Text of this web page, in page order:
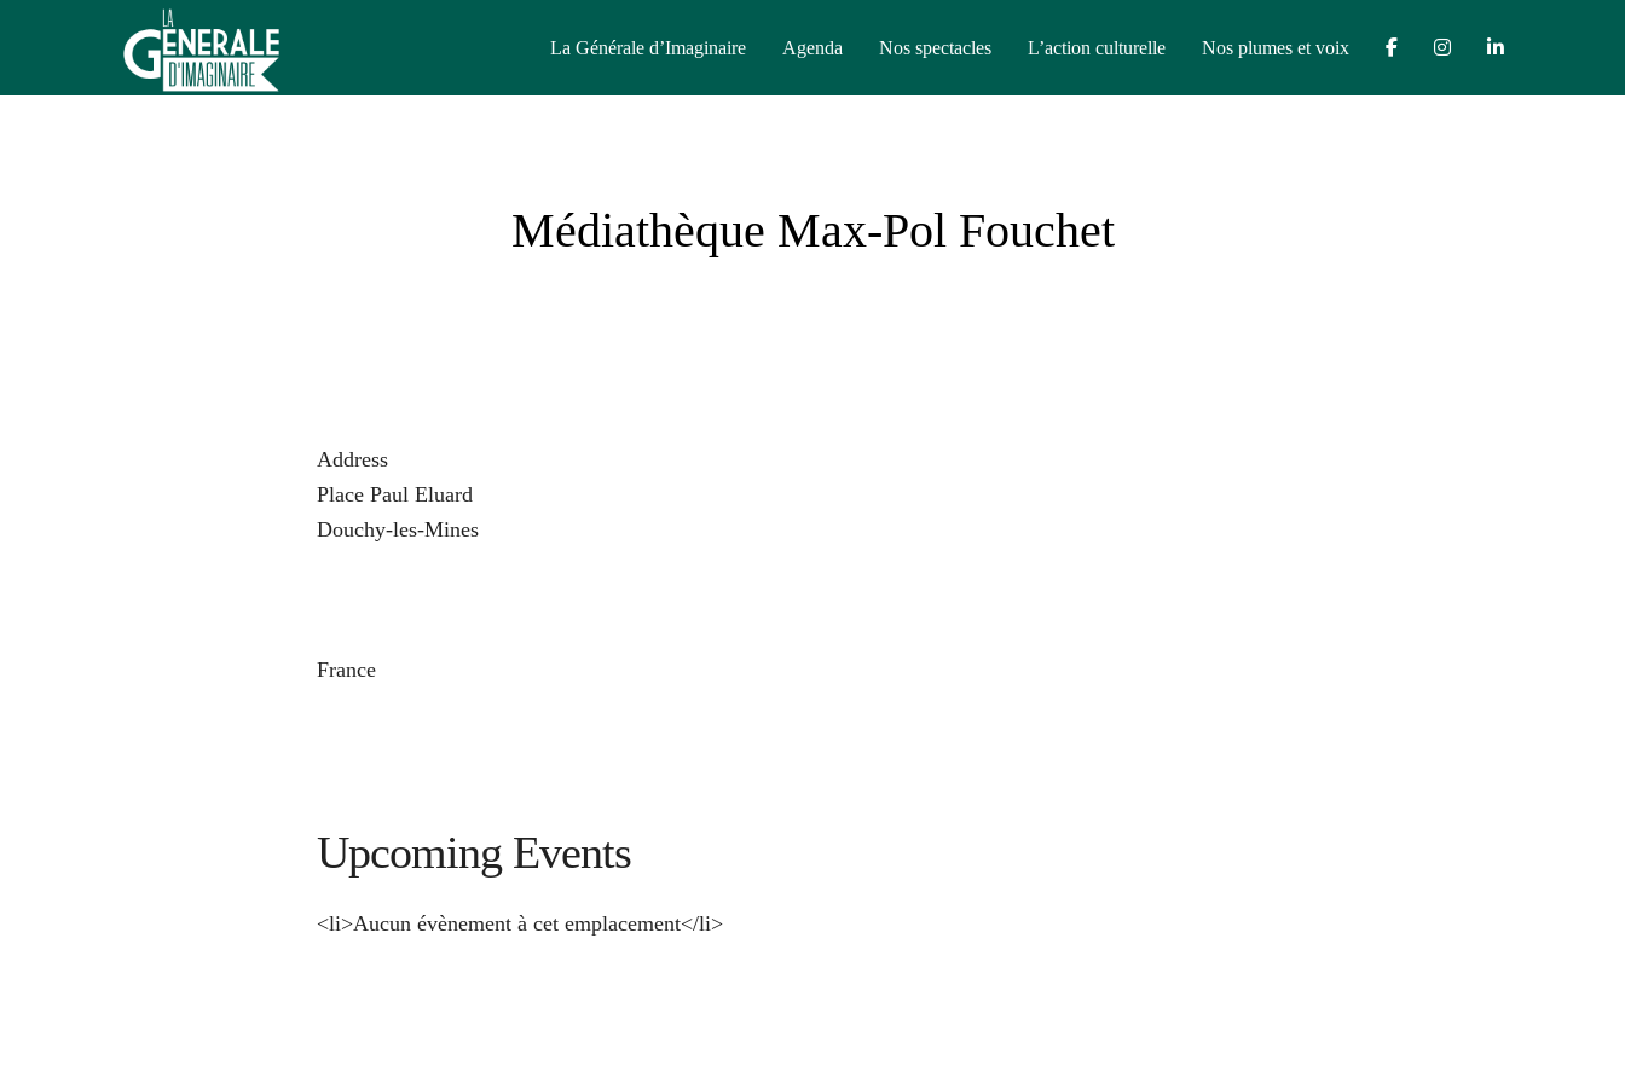
La Générale d’Imaginaire Agenda Nos spectacles L’action culturelle Nos plumes et voix
Médiathèque Max-Pol Fouchet
Address
Place Paul Eluard
Douchy-les-Mines
France
Upcoming Events
<li>Aucun évènement à cet emplacement</li>